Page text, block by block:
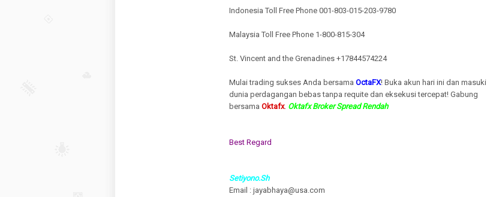
Indonesia Toll Free Phone 001-803-015-203-9780
Malaysia Toll Free Phone 1-800-815-304
St. Vincent and the Grenadines +17844574224
Mulai trading sukses Anda bersama OctaFX! Buka akun hari ini dan masuki
dunia perdagangan bebas tanpa requite dan eksekusi tercepat! Gabung
bersama Oktafx. Oktafx Broker Spread Rendah
Best Regard
Setiyono.Sh
Email : jayabhaya@usa.com